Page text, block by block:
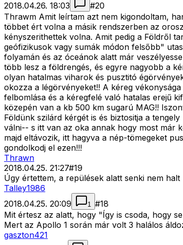
2018.04.26. 18:03
#20
Thrawm Amit leírtam azt nem kigondoltam,
többet ért volna a másik rendszerben az
kényszerithettek volna. Amit pedig a Földről
geófizikusok vagy sumák módon felsőbb"
folyamán és az óceánok alatt már
több lesz a földrengés, és egyre nagyobb a
olyan hatalmas viharok és pusztitó
okozza a légörvényeket!! A kéreg
felbomlása és a kéregfelé való hatalas erejű
közepén van a kb 500 km sugarú MAG!!
Földünk szilárd kérgét is és biztositja a
válni-- s itt van az oka annak hogy most már
majd eltávozik, itt hagyva a nép-tömegeket
gondolkodj el ezen!!!
Thrawn
2018.04.25. 21:27#19
Úgy értettem, a repülések alatt senki nem halt
Talley1986
2018.04.25. 20:09
1 #18
Mit értesz az alatt, hogy "Így is csoda, hogy
Mert az Apollo 1 során már volt 3 halálos
gaszton421